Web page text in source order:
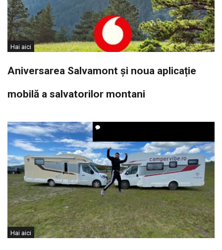
Hai aici
Aniversarea Salvamont și noua aplicație
mobilă a salvatorilor montani
Hai aici